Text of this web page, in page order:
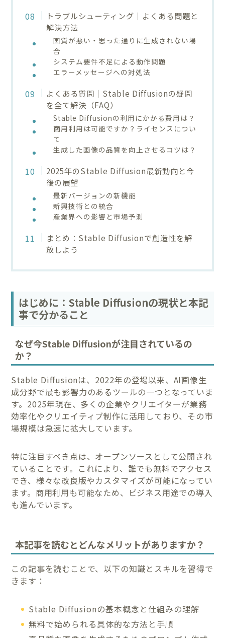
トラブルシューティング｜よくある問題と
解決方法
画質が悪い・思った通りに生成されない場
合
システム要件不足による動作問題
エラーメッセージへの対処法
よくある質問｜Stable Diffusionの疑問
を全て解決（FAQ）
Stable Diffusionの利用にかかる費用は？
商用利用は可能ですか？ライセンスについ
て
生成した画像の品質を向上させるコツは？
2025年のStable Diffusion最新動向と今
後の展望
最新バージョンの新機能
新興技術との統合
産業界への影響と市場予測
まとめ：Stable Diffusionで創造性を解
放しよう
はじめに：Stable Diffusionの現状と本記
事で分かること
なぜ今Stable Diffusionが注目されているの
か？
Stable Diffusionは、2022年の登場以来、AI画像生
成分野で最も影響力のあるツールの一つとなっていま
す。2025年現在、多くの企業やクリエイターが業務
効率化やクリエイティブ制作に活用しており、その市
場規模は急速に拡大しています。
特に注目すべき点は、オープンソースとして公開され
ていることです。これにより、誰でも無料でアクセス
でき、様々な改良版やカスタマイズが可能になってい
ます。商用利用も可能なため、ビジネス用途での導入
も進んでいます。
本記事を読むとどんなメリットがありますか？
この記事を読むことで、以下の知識とスキルを習得で
きます：
Stable Diffusionの基本概念と仕組みの理解
無料で始められる具体的な方法と手順